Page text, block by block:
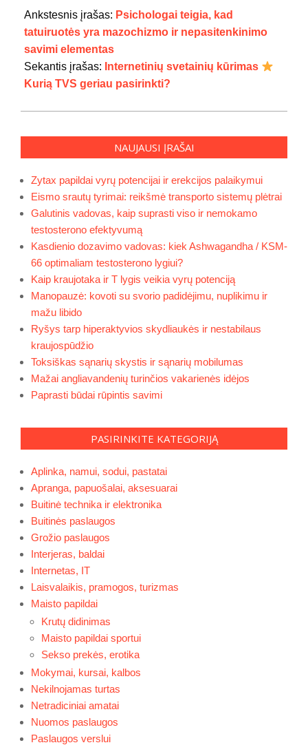
09-
12
Ankstesnis įrašas: Psichologai teigia, kad
tatuiruotės yra mazochizmo ir nepasitenkinimo
savimi elementas
Sekantis įrašas: Internetinių svetainių kūrimas
Kurią TVS geriau pasirinkti?
NAUJAUSI ĮRAŠAI
Zytax papildai vyrų potencijai ir erekcijos palaikymui
Eismo srautų tyrimai: reikšmė transporto sistemų plėtrai
Galutinis vadovas, kaip suprasti viso ir nemokamo
testosterono efektyvumą
Kasdienio dozavimo vadovas: kiek Ashwagandha / KSM-
66 optimaliam testosterono lygiui?
Kaip kraujotaka ir T lygis veikia vyrų potenciją
Manopauzė: kovoti su svorio padidėjimu, nuplikimu ir
mažu libido
Ryšys tarp hiperaktyvios skydliaukės ir nestabilaus
kraujospūdžio
Toksiškas sąnarių skystis ir sąnarių mobilumas
Mažai angliavandenių turinčios vakarienės idėjos
Paprasti būdai rūpintis savimi
PASIRINKITE KATEGORIJĄ
Aplinka, namui, sodui, pastatai
Apranga, papuošalai, aksesuarai
Buitinė technika ir elektronika
Buitinės paslaugos
Grožio paslaugos
Interjeras, baldai
Internetas, IT
Laisvalaikis, pramogos, turizmas
Maisto papildai
Krutų didinimas
Maisto papildai sportui
Sekso prekės, erotika
Mokymai, kursai, kalbos
Nekilnojamas turtas
Netradiciniai amatai
Nuomos paslaugos
Paslaugos verslui